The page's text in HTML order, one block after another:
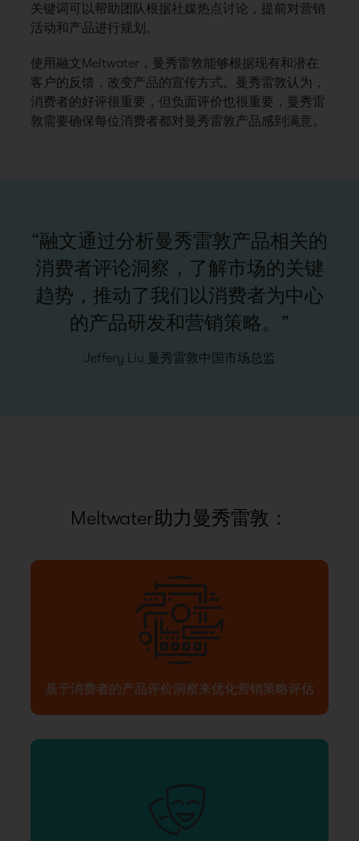
关键词可以帮助团队根据社媒热点讨论，提前对营销
活动和产品进行规划。
使用融文Meltwater，曼秀雷敦能够根据现有和潜在
客户的反馈，改变产品的宣传方式。曼秀雷敦认为，
消费者的好评很重要，但负面评价也很重要，曼秀雷
敦需要确保每位消费者都对曼秀雷敦产品感到满意。
“融文通过分析曼秀雷敦产品相关的
消费者评论洞察，了解市场的关键
趋势，推动了我们以消费者为中心
的产品研发和营销策略。”
Jeffery Liu 曼秀雷敦中国市场总监
Meltwater助力曼秀雷敦：
基于消费者的产品评价洞察来优化营销策略评估